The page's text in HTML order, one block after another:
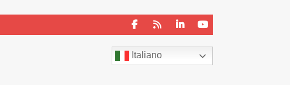
Italiano